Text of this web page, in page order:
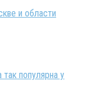
и области
популярна у